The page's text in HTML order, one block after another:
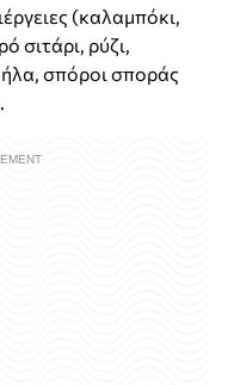
(καλαμπόκι,
σιτάρι, ρύζι,
σπόροι σποράς